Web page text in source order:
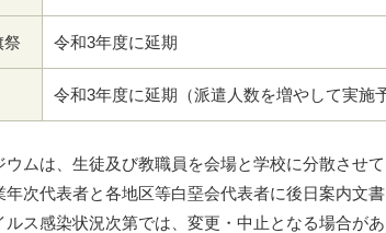
祭 令和3年度に延期
令和3年度に延期（派遣人数を増やして実施
ムは、生徒及び教職員を会場と学校に分散させて
次代表者と各地区等白堊会代表者に後日案内文書
ス感染状況次第では、変更・中止となる場合があ